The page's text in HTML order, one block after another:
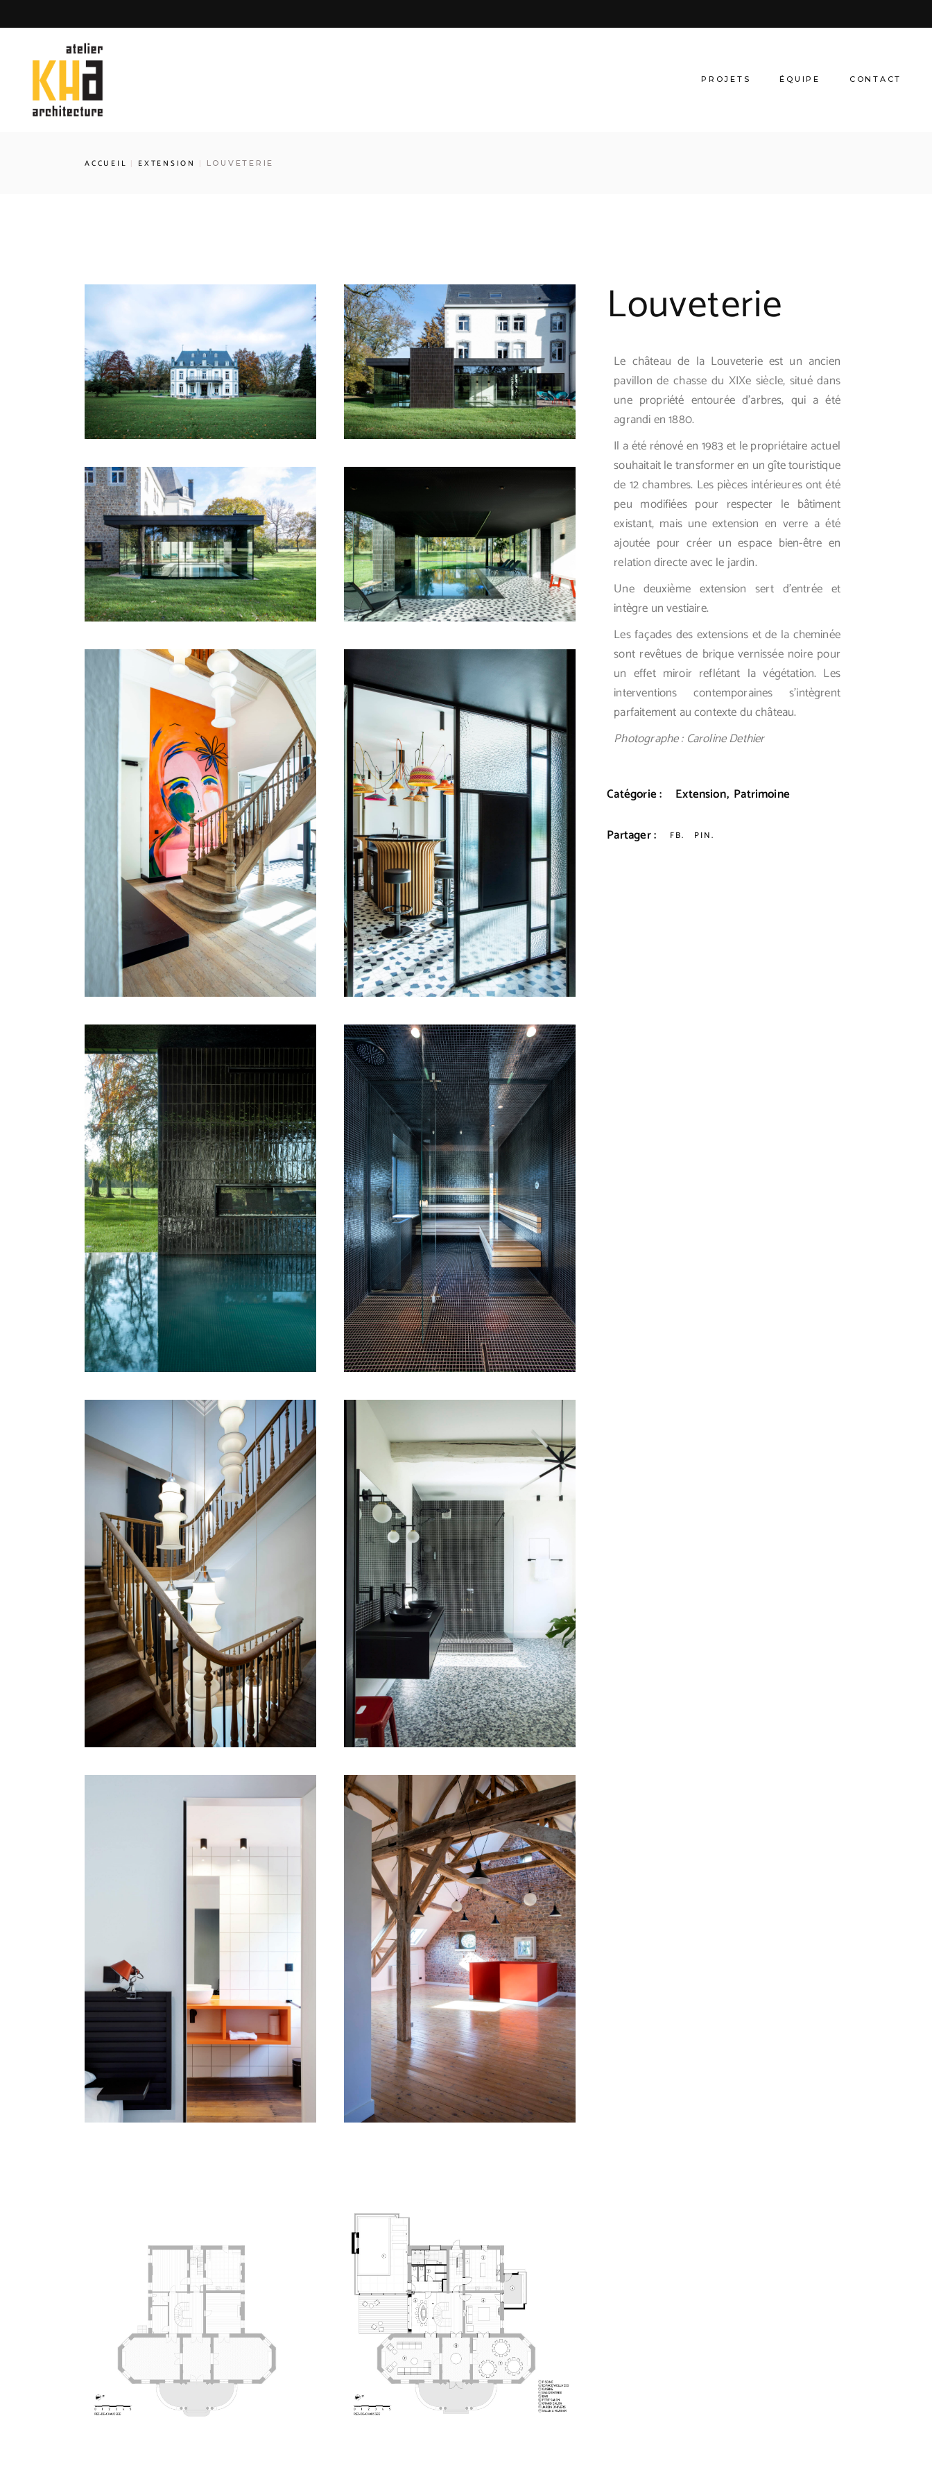
PROJETS ÉQUIPE CONTACT
ACCUEIL EXTENSION LOUVETERIE
Louveterie
Le château de la Louveterie est un ancien
pavillon de chasse du XIXe siècle, situé dans
une propriété entourée d’arbres, qui a été
agrandi en 1880.
Il a été rénové en 1983 et le propriétaire actuel
souhaitait le transformer en un gîte touristique
de 12 chambres. Les pièces intérieures ont été
peu modifiées pour respecter le bâtiment
existant, mais une extension en verre a été
ajoutée pour créer un espace bien-être en
relation directe avec le jardin.
Une deuxième extension sert d’entrée et
intègre un vestiaire.
Les façades des extensions et de la cheminée
sont revêtues de brique vernissée noire pour
un effet miroir reflétant la végétation. Les
interventions contemporaines s’intègrent
parfaitement au contexte du château.
Photographe : Caroline Dethier
Catégorie : Extension Patrimoine
Partager : FB PIN